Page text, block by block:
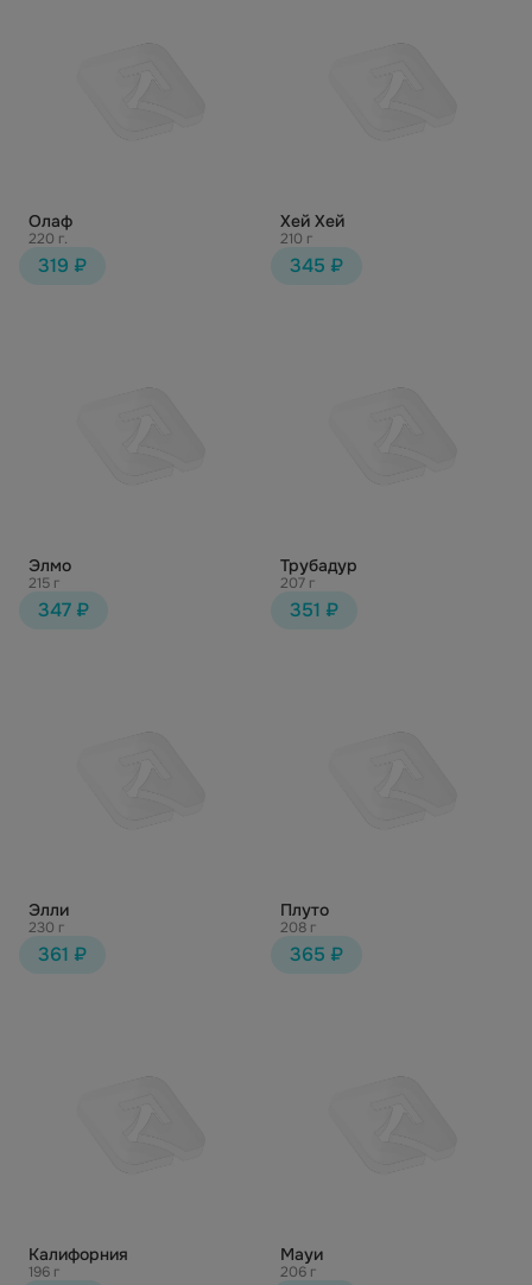
Олаф
220 г.
319 ₽
Хей Хей
210 г
345 ₽
Элмо
215 г
347 ₽
Трубадур
207 г
351 ₽
Элли
230 г
361 ₽
Плуто
208 г
365 ₽
Калифорния
196 г
Мауи
206 г